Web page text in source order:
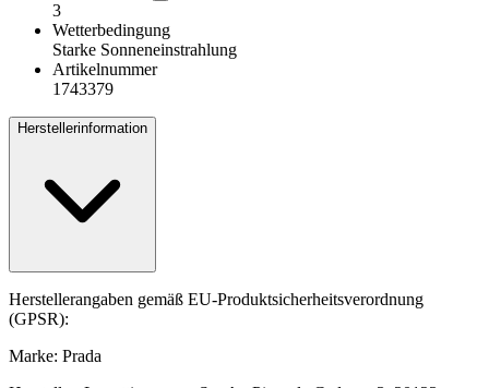
3
Wetterbedingung
Starke Sonneneinstrahlung
Artikelnummer
1743379
Herstellerinformation
Herstellerangaben gemäß EU-Produktsicherheitsverordnung
(GPSR):
Marke: Prada